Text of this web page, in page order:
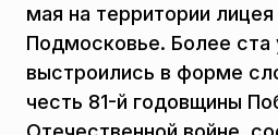
мая на территории
Подмосковье. Более ста
выстроились в форме
честь 81-й годовщины